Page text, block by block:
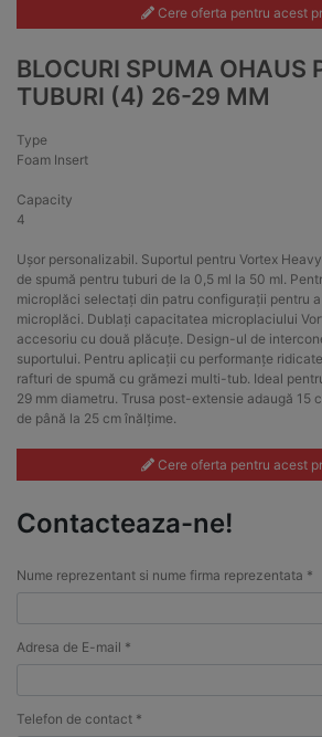
Cere oferta pentru acest
BLOCURI SPUMA OHAUS
TUBURI (4) 26-29 MM
Type
Foam Insert
Capacity
4
Ușor personalizabil. Suportul pentru Vortex
de spumă pentru tuburi de la 0,5 ml la 50 ml.
microplăci selectați din patru configurații pentru
microplăci. Dublați capacitatea microplaciului
accesoriu cu două plăcuțe. Design-ul de
suportului. Pentru aplicații cu performanțe
rafturi de spumă cu grămezi multi-tub. Ideal
29 mm diametru. Trusa post-extensie adaugă 15
de până la 25 cm înălțime.
Cere oferta pentru acest
Contacteaza-ne!
Nume reprezentant si nume firma reprezentata *
Adresa de E-mail *
Telefon de contact *